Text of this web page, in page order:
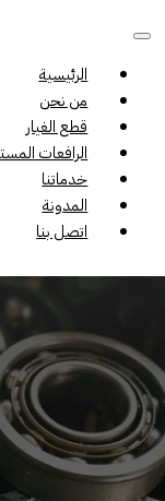
الرئيسية
من نحن
قطع الغيار
الرافعات
خدماتنا
المدونة
اتصل بنا